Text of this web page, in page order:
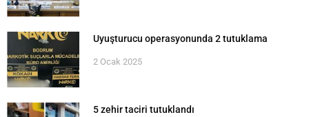
Uyuşturucu operasyonunda 2 tutuklama
2 Ocak 2025
5 zehir taciri tutuklandı